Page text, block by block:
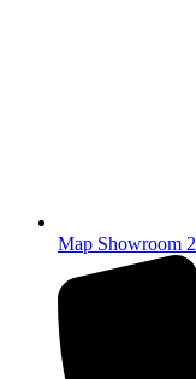
Map Showroom 2